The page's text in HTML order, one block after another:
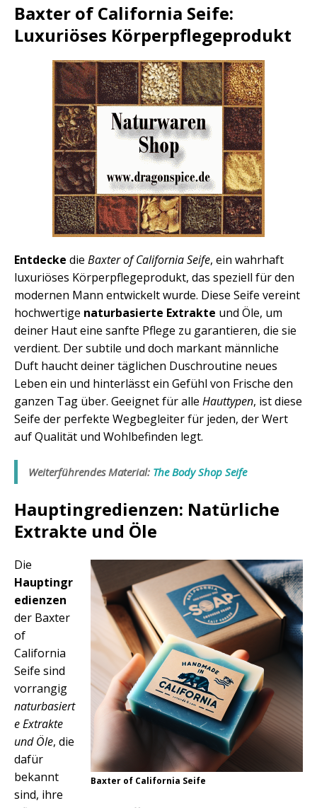
Baxter of California Seife:
Luxuriöses Körperpflegeprodukt
Entdecke die Baxter of California Seife, ein wahrhaft
luxuriöses Körperpflegeprodukt, das speziell für den
modernen Mann entwickelt wurde. Diese Seife vereint
hochwertige naturbasierte Extrakte und Öle, um
deiner Haut eine sanfte Pflege zu garantieren, die sie
verdient. Der subtile und doch markant männliche
Duft haucht deiner täglichen Duschroutine neues
Leben ein und hinterlässt ein Gefühl von Frische den
ganzen Tag über. Geeignet für alle Hauttypen, ist diese
Seife der perfekte Wegbegleiter für jeden, der Wert
auf Qualität und Wohlbefinden legt.
Weiterführendes Material: The Body Shop Seife
Hauptingredienzen: Natürliche
Extrakte und Öle
Baxter of California Seife
Die
Hauptingr
edienzen
der Baxter
of
California
Seife sind
vorrangig
naturbasiert
e Extrakte
und Öle, die
dafür
bekannt
sind, ihre